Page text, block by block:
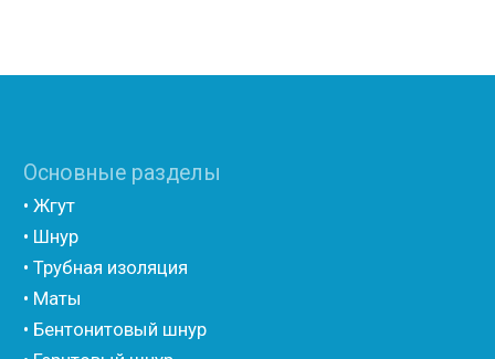
• Полиэтилен с односторонним ламинированием
• Полиэтилен с двухсторонним ламинированием AL
фольгой
• Полиэтилен ламинированием лавсаном
(самоклеющийся)
• Полиэтилен ламинированием AL фольгой
(самоклеющийся)
• Вспененный полиэтилен для упаковки НПЭ